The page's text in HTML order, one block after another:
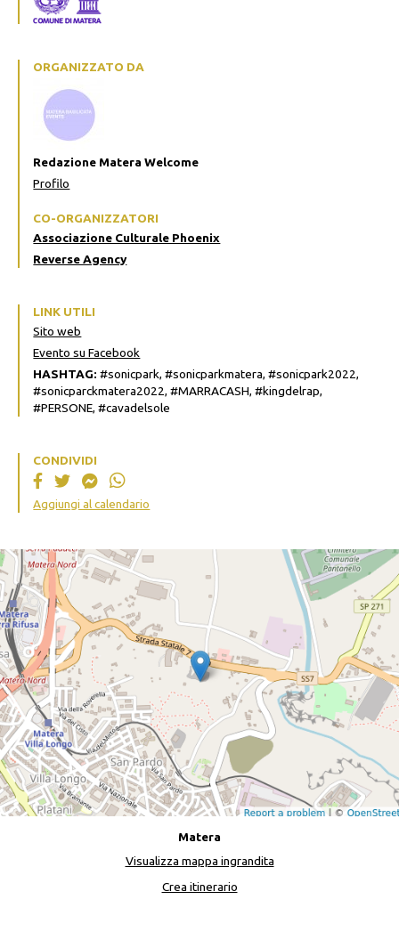
ORGANIZZATO DA
Redazione Matera Welcome
Profilo
CO-ORGANIZZATORI
Associazione Culturale Phoenix
Reverse Agency
LINK UTILI
Sito web
Evento su Facebook
HASHTAG: #sonicpark, #sonicparkmatera, #sonicpark2022,
#sonicparckmatera2022, #MARRACASH, #kingdelrap,
#PERSONE, #cavadelsole
CONDIVIDI
Aggiungi al calendario
Matera
Visualizza mappa ingrandita
Crea itinerario